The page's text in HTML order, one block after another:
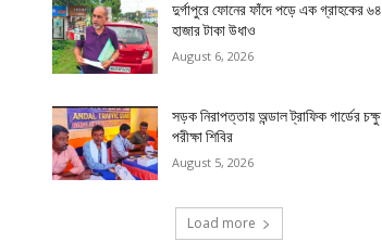
দুর্গাপুরে ফোনের ফাঁদে পড়ে এক গ্রাহকের ৬৪
হাজার টাকা উধাও
August 6, 2026
সড়ক নিরাপত্তায় অন্ডাল ট্রাফিক গার্ডের চক্ষু
পরীক্ষা শিবির
August 5, 2026
Load more